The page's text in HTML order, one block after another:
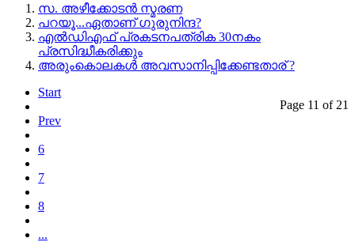
സ. അഴീക്കോടൻ സ്മരണ
പറയൂ...ഏതാണ് ഗുരുനിന്ദ?
എല്‍ഡിഎഫ് പ്രകടനപത്രിക 30നകം
പ്രസിദ്ധീകരിക്കും
അരുംകൊലകള്‍ അവസാനിപ്പിക്കേണ്ടതാര് ?
Page 11 of 21
Start
Prev
6
7
8
...